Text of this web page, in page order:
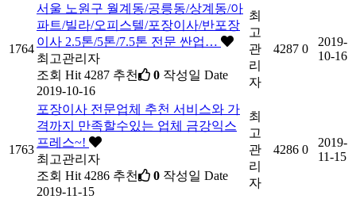
1764
서울 노원구 월계동/공릉동/상계동/아
파트/빌라/오피스텔/포장이사/반포장
이사 2.5톤/5톤/7.5톤 전문 싼업…
최고관리자
조회 Hit 4287 추천 0 작성일 Date
2019-10-16
최
고
관
리
자
4287 0
2019-
10-16
1763
포장이사 전문업체 추천 서비스와 가
격까지 만족할수있는 업체 금강익스
프레스~!
최고관리자
조회 Hit 4286 추천 0 작성일 Date
2019-11-15
최
고
관
리
자
4286 0
2019-
11-15